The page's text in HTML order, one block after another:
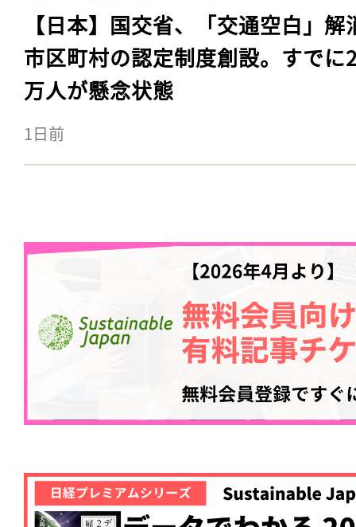
【日本】国交省、「交通空白」解
市区町村の認定制度創設。すでに
万人が懸念状態
1日前